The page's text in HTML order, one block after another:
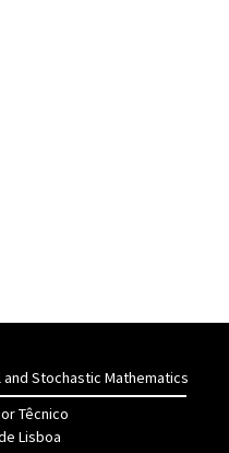
Stochastic Mathematics
Têcnico
Lisboa